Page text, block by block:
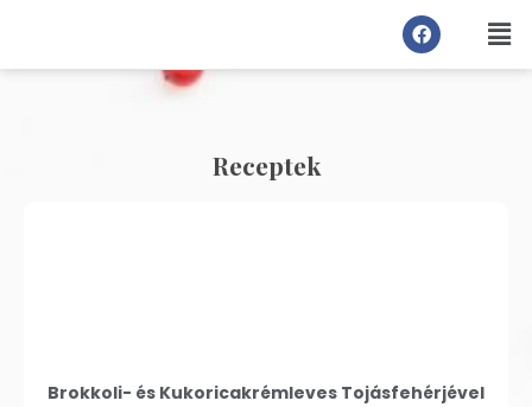
Receptek
Brokkoli- és Kukoricakrémleves Tojásfehérjével